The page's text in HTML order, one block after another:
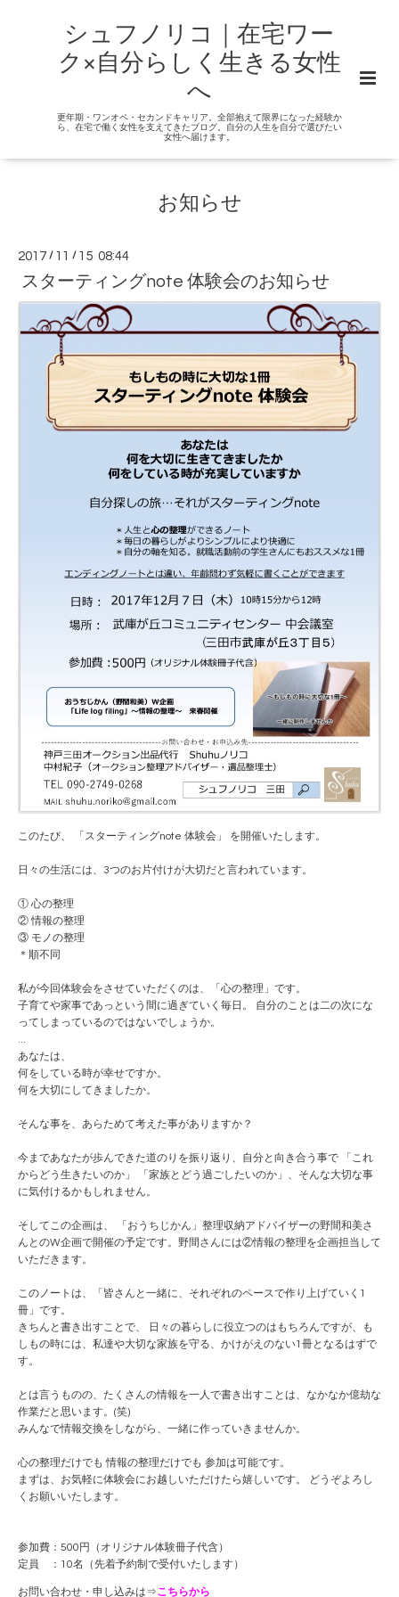
シュフノリコ｜在宅ワー
ク×自分らしく生きる女性
へ
更年期・ワンオペ・セカンドキャリア。全部抱えて限界になった経験か
ら、在宅で働く女性を支えてきたブログ。自分の人生を自分で選びたい
女性へ届けます。
お知らせ
2017 / 11 / 15 08:44
スターティングnote 体験会のお知らせ
このたび、 「スターティングnote 体験会」 を開催いたします。
日々の生活には、3つのお片付けが大切だと言われていま す。
① 心の整理
② 情報の整理
③ モノの整理
＊順不同
私が今回体験会をさせていただくのは、「心の整理」です。
子育てや家事であっという間に過ぎていく毎日。 自分のことは二の次にな
ってしまっているのではないでし ょうか。
...
あなたは、
何をしている時が幸せですか。
何を大切にしてきましたか。
そんな事を、あらためて考えた事がありますか？
今まであなたが歩んできた道のりを振り返り、自分と向き合う事で 「これ
からどう生きたいのか」 「家族とどう過ごしたいのか」、そんな大切な事
に気付けるかもしれません。
そしてこの企画は、 「おうちじかん」整理収納アドバイザーの野間和美さ
んと のW企画で開催の予定です。野間さんには②情報の整理を企画担当して
いただきます。
このノートは、「皆さんと一緒に、それぞれのペースで作り上げていく1
冊」です。
きちんと書き出すことで、 日々の暮らしに役立つのはもちろんですが、も
しもの時には、私達や大切な家族を守る、かけがえのない1冊となるはずで
す。
とは言うものの、たくさんの情報を一人で書き出すことは、なかなか億劫な
作業だと思います。(笑)
みんなで情報交換をしながら、一緒に作っていきませんか。
心の整理だけでも 情報の整理だけでも 参加は可能です。
まずは、お気軽に体験会にお越しいただけたら嬉しいです。 どうぞよろし
くお願いいたします。
参加費：500円（オリジナル体験冊子代含）
定員 ：10名（先着予約制で受付いたします）
お問い合わせ・申し込みは⇒こちらから